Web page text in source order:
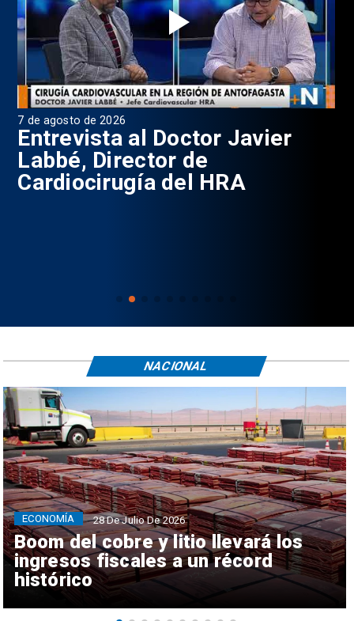
7 de agosto de 2026
Entrevista al Doctor Javier
Labbé, Director de
Cardiocirugía del HRA
Boom del cobre y litio llevará los
ingresos fiscales a un récord
histórico
ECONOMÍA 28 De Julio De 2026
NACIONAL